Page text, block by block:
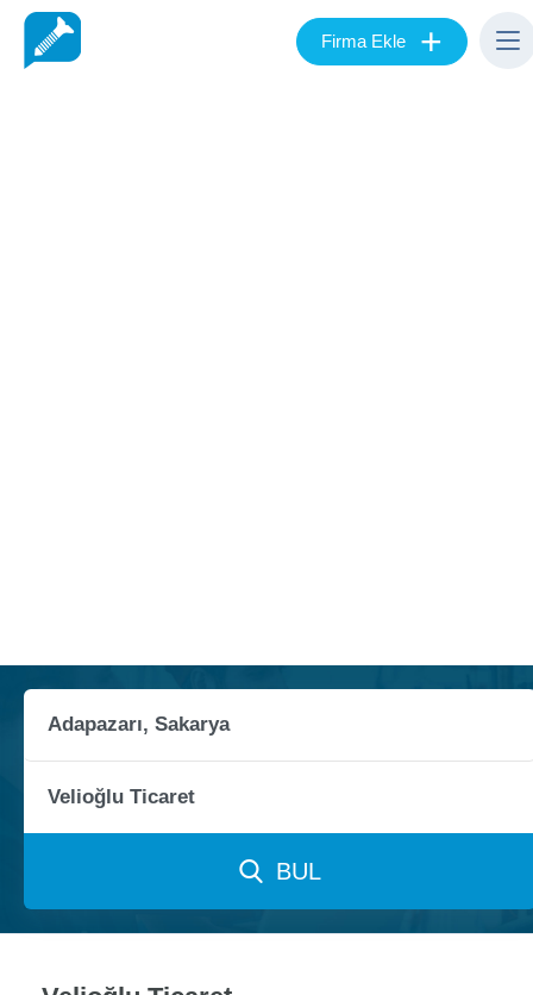
Firma Ekle +
BUL